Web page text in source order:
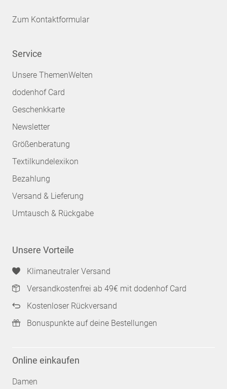
Zum Kontaktformular
Service
Unsere ThemenWelten
dodenhof Card
Geschenkkarte
Newsletter
Größenberatung
Textilkundelexikon
Bezahlung
Versand & Lieferung
Umtausch & Rückgabe
Unsere Vorteile
Klimaneutraler Versand
Versandkostenfrei ab 49€ mit dodenhof Card
Kostenloser Rückversand
Bonuspunkte auf deine Bestellungen
Online einkaufen
Damen